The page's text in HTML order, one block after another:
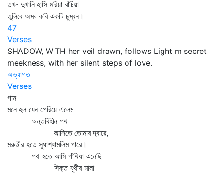
তখন দুখানি হাসি মরিয়া বাঁচিয়া
তুলিবে অমর করি একটি চুম্বন।
47
Verses
SHADOW, WITH her veil drawn, follows Light m secret
meekness, with her silent steps of love.
অভ্যাগত
Verses
গান
মনে হল যেন পেরিয়ে এলেম
অন্তবিহীন পথ
আসিতে তোমার দ্বারে,
মরুতীর হতে সুধাশ্যামলিম পারে।
পথ হতে আমি গাঁথিয়া এনেছি
সিক্ত যূথীর মালা